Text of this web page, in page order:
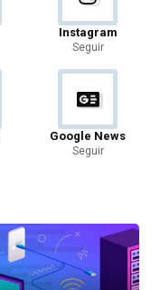
Instagram
Seguir
Google News
Seguir